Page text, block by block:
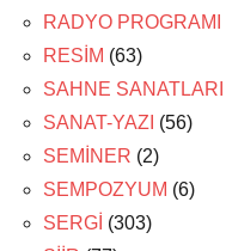
RADYO PROGRAMI
RESİM (63)
SAHNE SANATLARI
SANAT-YAZI (56)
SEMİNER (2)
SEMPOZYUM (6)
SERGİ (303)